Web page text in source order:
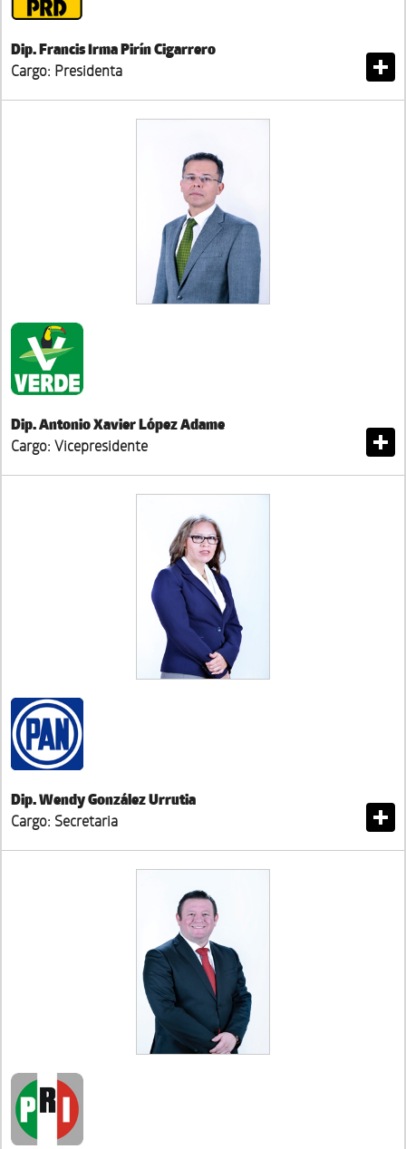
Dip. Francis Irma Pirín Cigarrero
Cargo: Presidenta
Dip. Antonio Xavier López Adame
Cargo: Vicepresidente
Dip. Wendy González Urrutia
Cargo: Secretaria